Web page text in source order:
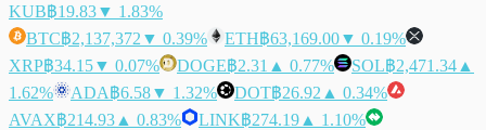
KUB฿19.83▼ 1.83%
BTC฿2,137,372 ▼ 0.39% ETH฿63,169.00▼ 0.19%
XRP฿34.15▼ 0.07% DOGE฿2.31 ▲ 0.77% SOL฿2,471.34 ▲
1.62%
ADA฿6.58▼ 1.32% DOT฿26.92 ▲ 0.34%
AVAX฿214.93 ▲ 0.83% LINK฿274.19 ▲ 1.10%